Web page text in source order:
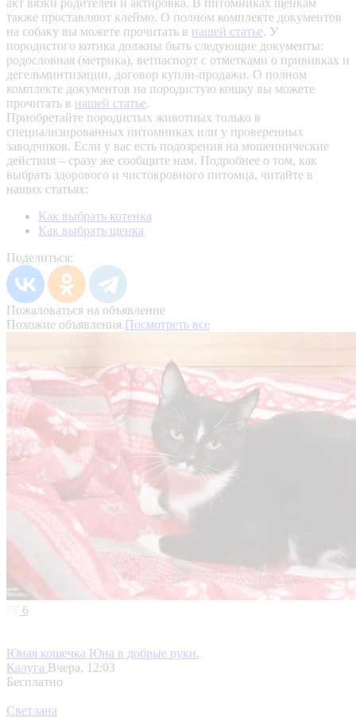
также проставляют клеймо. О полном комплекте документов
на собаку вы можете прочитать в нашей статье. У
породистого котика должны быть следующие документы:
родословная (метрика), ветпаспорт с отметками о прививках и
дегельминтизации, договор купли-продажи. О полном
комплекте документов на породистую кошку вы можете
прочитать в нашей статье.
Приобретайте породистых животных только в
специализированных питомниках или у проверенных
заводчиков. Если у вас есть подозрения на мошеннические
действия – сразу же сообщите нам. Подробнее о том, как
выбрать здорового и чистокровного питомца, читайте в
наших статьях:
Как выбрать котенка
Как выбрать щенка
Поделиться:
Пожаловаться на объявление
Похожие объявления Посмотреть все
6
Юная кошечка Юна в добрые руки.
Калуга Вчера, 12:03
Бесплатно
Светлана